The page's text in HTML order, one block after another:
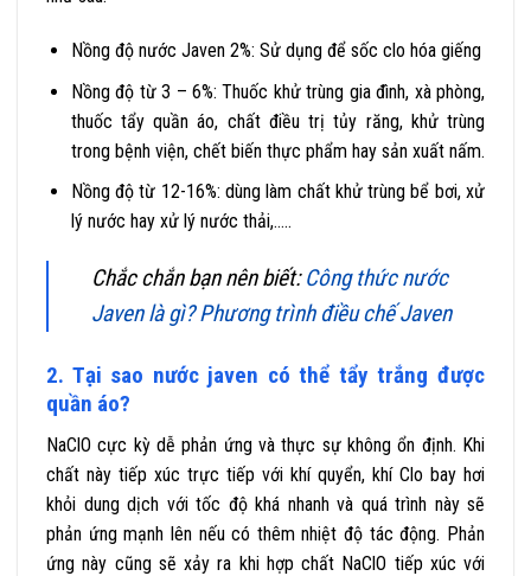
Nồng độ nước Javen 2%: Sử dụng để sốc clo hóa giếng
Nồng độ từ 3 – 6%: Thuốc khử trùng gia đình, xà phòng,
thuốc tẩy quần áo, chất điều trị tủy răng, khử trùng
trong bệnh viện, chết biến thực phẩm hay sản xuất nấm.
Nồng độ từ 12-16%: dùng làm chất khử trùng bể bơi, xử
lý nước hay xử lý nước thải,…..
Chắc chắn bạn nên biết:Công thức nước
Javen là gì? Phương trình điều chế Javen
2. Tại sao nước javen có thể tẩy trắng được
quần áo?
NaClO cực kỳ dễ phản ứng và thực sự không ổn định. Khi
chất này tiếp xúc trực tiếp với khí quyển, khí Clo bay hơi
khỏi dung dịch với tốc độ khá nhanh và quá trình này sẽ
phản ứng mạnh lên nếu có thêm nhiệt độ tác động. Phản
ứng này cũng sẽ xảy ra khi hợp chất NaClO tiếp xúc với